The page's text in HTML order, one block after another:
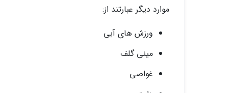
موارد دیگر عبارتند از:
ورزش های آبی
مینی گلف
غواصی